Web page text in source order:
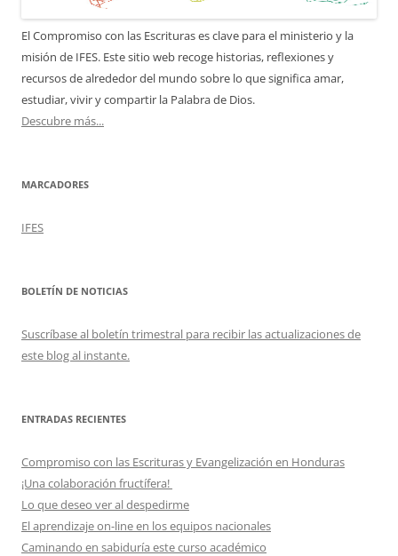
El Compromiso con las Escrituras es clave para el ministerio y la
misión de IFES. Este sitio web recoge historias, reflexiones y
recursos de alrededor del mundo sobre lo que significa amar,
estudiar, vivir y compartir la Palabra de Dios.
Descubre más...
MARCADORES
IFES
BOLETÍN DE NOTICIAS
Suscríbase al boletín trimestral para recibir las actualizaciones de
este blog al instante.
ENTRADAS RECIENTES
Compromiso con las Escrituras y Evangelización en Honduras
¡Una colaboración fructífera!
Lo que deseo ver al despedirme
El aprendizaje on-line en los equipos nacionales
Caminando en sabiduría este curso académico